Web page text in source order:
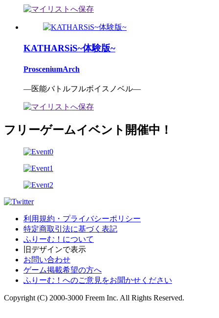
KATHARSiS~体験版~
ProsceniumArch
―医能バトルフルボイスノベル―
フリーゲームイベント開催中！
利用規約・プライバシーポリシー
特定商取引法に基づく表記
ふりーむ！について
旧デザインで表示
お問い合わせ
ゲーム掲載希望の方へ
ふりーむ！へのご意見をお聞かせください
Copyright (C) 2000-3000 Freem Inc. All Rights Reserved.